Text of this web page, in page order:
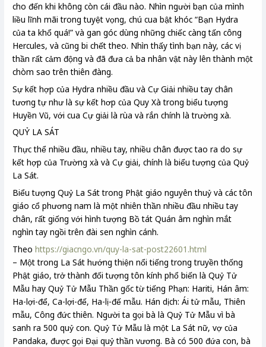
cho đến khi không còn cái đầu nào. Nhìn người bạn của mình
liều lĩnh mãi trong tuyệt vọng, chú cua bật khóc “Bạn Hydra
của ta khổ quá!” và gan góc dùng những chiếc càng tấn công
Hercules, và cũng bi chết theo. Nhìn thấy tình bạn này, các vị
thần rất cảm động và đã đưa cả ba nhân vật này lên thành một
chòm sao trên thiên đàng.
Sự kết hợp của Hydra nhiều đầu và Cự Giải nhiều tay chân
tương tự như là sự kết hơp của Quy Xà trong biểu tượng
Huyền Vũ, với cua Cự giải là rùa và rắn chính là trường xà.
QUỶ LA SÁT
Thực thể nhiều đầu, nhiều tay, nhiều chân được tao ra do sự
kết hợp của Trường xà và Cự giải, chính là biểu tượng của Quỷ
La Sát.
Biểu tượng Quỷ La Sát trong Phật giáo nguyên thuỷ và các tôn
giáo cổ phương nam là một nhiên thần nhiều đầu nhiều tay
chân, rất giống với hình tượng Bồ tát Quán âm nghìn mắt
nghìn tay ngồi trên đài sen nghìn cánh.
Theohttps://giacngo.vn/quy-la-sat-post22601.html
– Một trong La Sát hướng thiện nổi tiếng trong truyền thống
Phật giáo, trở thành đối tượng tôn kính phổ biến là Quỷ Tử
Mẫu hay Quỷ Tử Mẫu Thần gốc từ tiếng Phạn: Hariti, Hán âm:
Ha-lợi-để, Ca-lợi-đế, Ha-lị-đế mẫu. Hán dịch: Ái tử mẫu, Thiên
mẫu, Công đức thiên. Người ta gọi bà là Quỷ Tử Mẫu vì bà
sanh ra 500 quỷ con. Quỷ Tử Mẫu là một La Sát nữ, vợ của
Pandaka, được gọi Đại quỷ thần vương. Bà có 500 đứa con, bà